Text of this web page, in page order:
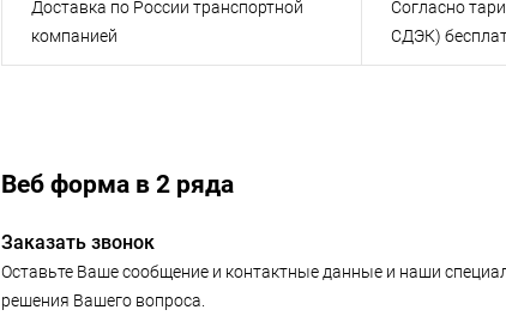
Доставка по России транспортной
компанией
Согласно
СДЭК)
Веб форма в 2 ряда
Заказать звонок
Оставьте Ваше сообщение и контактные данные и наши
решения Вашего вопроса.